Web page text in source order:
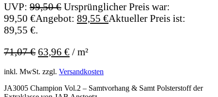
UVP: 99,50€ Ursprünglicher Preis war:
99,50 €Angebot: 89,55 €Aktueller Preis ist:
89,55 €.
71,07€ 63,96 € / m²
inkl. MwSt. zzgl. Versandkosten
JA3005 Champion Vol.2 – Samtvorhang & Samt Polsterstoff der